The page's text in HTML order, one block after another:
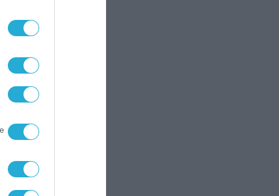
ένας
που
στην